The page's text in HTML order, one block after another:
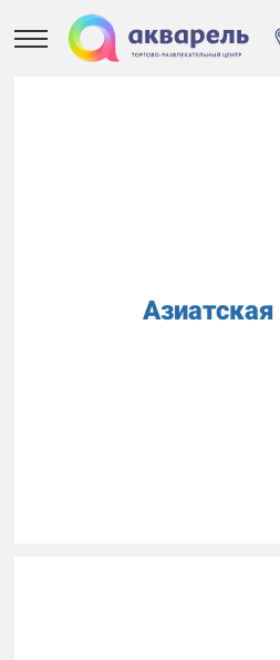
Азиатская